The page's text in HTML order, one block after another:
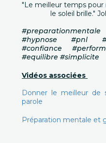
"Le meilleur temps pour
le soleil brille."
#hypnose #pnl
#confiance
#equilibre #simplicite
Vidéos associées
Donner le meilleur de
parole
Préparation mentale et